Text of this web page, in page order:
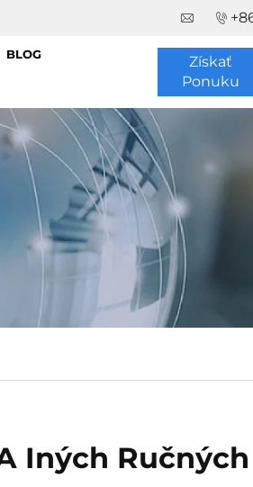
BLOG
Získať
Ponuku
Iných Ručných